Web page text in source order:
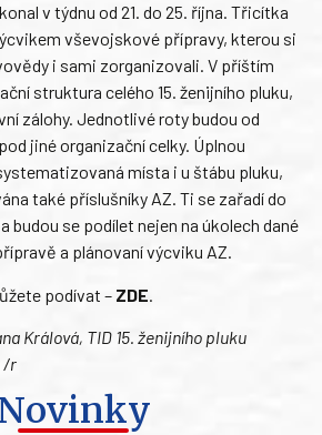
v týdnu od 21. do 25. října. Třicítka
vševojskové přípravy, kterou si
i sami zorganizovali. V příštím
struktura celého 15. ženijního pluku,
zálohy. Jednotlivé roty budou od
jiné organizační celky. Úplnou
místa i u štábu pluku,
také příslušníky AZ. Ti se zařadí do
budou se podílet nejen na úkolech dané
a plánovaní výcviku AZ.
podívat – ZDE
Králová, TID 15. ženijního pluku
/r